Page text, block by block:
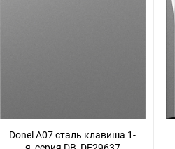
Donel A07 сталь клавиша 1-